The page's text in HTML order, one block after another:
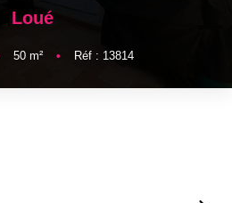
Loué
50m² • Réf : 13814